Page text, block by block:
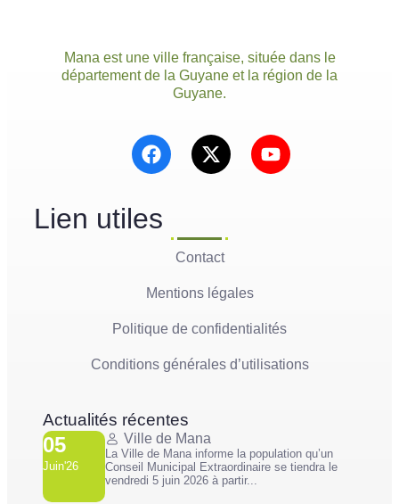
Mana est une ville française, située dans le
département de la Guyane et la région de la
Guyane.
Lien utiles
Contact
Mentions légales
Politique de confidentialités
Conditions générales d’utilisations
Actualités récentes
05
Juin'26
Ville de Mana
La Ville de Mana informe la population qu’un
Conseil Municipal Extraordinaire se tiendra le
vendredi 5 juin 2026 à partir...